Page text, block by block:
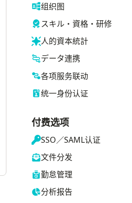
组织图
スキル・資格・研修
人的資本統計
データ連携
各项服务联动
统一身份认证
付费选项
SSO／SAML认证
文件分发
勤怠管理
分析报告